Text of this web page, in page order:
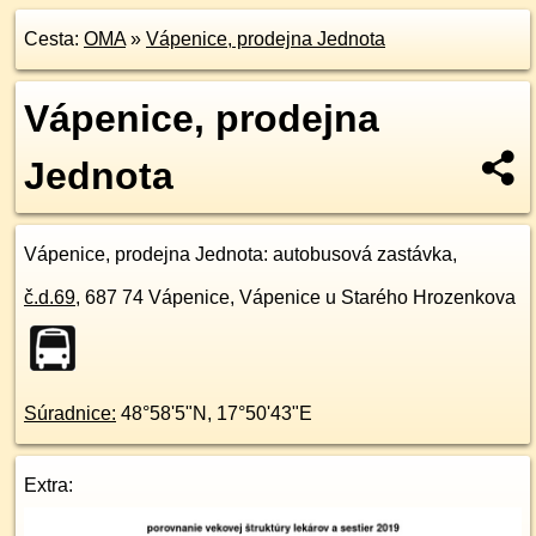
Cesta: OMA» Vápenice, prodejna Jednota
Vápenice, prodejna
Jednota
Vápenice, prodejna Jednota: autobusová zastávka,
č.d.69, 687 74 Vápenice, Vápenice u Starého Hrozenkova
Súradnice: 48°58'5"N , 17°50'43"E
Extra: